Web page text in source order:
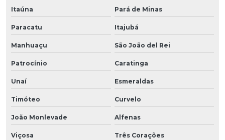
Itaúna Pará de Minas
Paracatu Itajubá
Manhuaçu São João del Rei
Patrocínio Caratinga
Unaí Esmeraldas
Timóteo Curvelo
João Monlevade Alfenas
Viçosa Três Corações